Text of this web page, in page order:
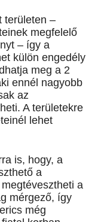
területen –
megfelelő
– így a
külön engedély
meg a 2
ennél nagyobb
az
A területekre
lehet
is, hogy, a
a
a
mérgező, így
még